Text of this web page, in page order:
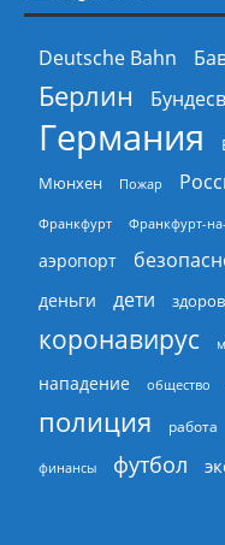
Deutsche Bahn
Берлин
Германия
Мюнхен Пожар
Франкфурт Франкфурт-
аэропорт
деньги дети
коронавирус
нападение
общество
полиция работа
финансы футбол